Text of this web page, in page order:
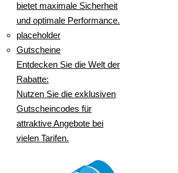
bietet maximale Sicherheit
und optimale Performance.
placeholder
Gutscheine
Entdecken Sie die Welt der
Rabatte:
Nutzen Sie die exklusiven
Gutscheincodes für
attraktive Angebote bei
vielen Tarifen.